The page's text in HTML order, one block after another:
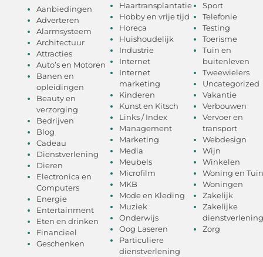
Aanbiedingen
Adverteren
Alarmsysteem
Architectuur
Attracties
Auto’s en Motoren
Banen en
opleidingen
Beauty en
verzorging
Bedrijven
Blog
Cadeau
Dienstverlening
Dieren
Electronica en
Computers
Energie
Entertainment
Eten en drinken
Financieel
Geschenken
Haartransplantatie
Hobby en vrije tijd
Horeca
Huishoudelijk
Industrie
Internet
Internet
marketing
Kinderen
Kunst en Kitsch
Links / Index
Management
Marketing
Media
Meubels
Microfilm
MKB
Mode en Kleding
Muziek
Onderwijs
Oog Laseren
Particuliere
dienstverlening
Sport
Telefonie
Testing
Toerisme
Tuin en
buitenleven
Tweewielers
Uncategorized
Vakantie
Verbouwen
Vervoer en
transport
Webdesign
Wijn
Winkelen
Woning en Tuin
Woningen
Zakelijk
Zakelijke
dienstverlening
Zorg